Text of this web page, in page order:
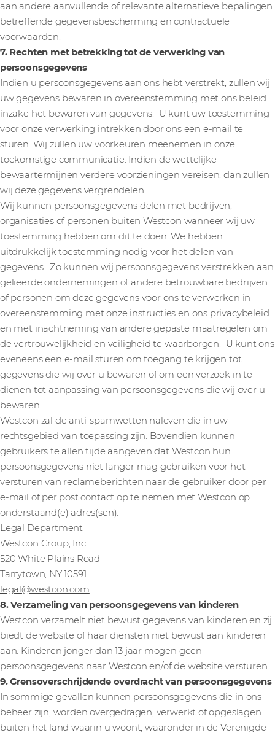
aan andere aanvullende of relevante alternatieve bepalingen
betreffende gegevensbescherming en contractuele
voorwaarden.
7. Rechten met betrekking tot de verwerking van
persoonsgegevens
Indien u persoonsgegevens aan ons hebt verstrekt, zullen wij
uw gegevens bewaren in overeenstemming met ons beleid
inzake het bewaren van gegevens. U kunt uw toestemming
voor onze verwerking intrekken door ons een e-mail te
sturen. Wij zullen uw voorkeuren meenemen in onze
toekomstige communicatie. Indien de wettelijke
bewaartermijnen verdere voorzieningen vereisen, dan zullen
wij deze gegevens vergrendelen.
Wij kunnen persoonsgegevens delen met bedrijven,
organisaties of personen buiten Westcon wanneer wij uw
toestemming hebben om dit te doen. We hebben
uitdrukkelijk toestemming nodig voor het delen van
gegevens. Zo kunnen wij persoonsgegevens verstrekken aan
gelieerde ondernemingen of andere betrouwbare bedrijven
of personen om deze gegevens voor ons te verwerken in
overeenstemming met onze instructies en ons privacybeleid
en met inachtneming van andere gepaste maatregelen om
de vertrouwelijkheid en veiligheid te waarborgen. U kunt ons
eveneens een e-mail sturen om toegang te krijgen tot
gegevens die wij over u bewaren of om een verzoek in te
dienen tot aanpassing van persoonsgegevens die wij over u
bewaren.
Westcon zal de anti-spamwetten naleven die in uw
rechtsgebied van toepassing zijn. Bovendien kunnen
gebruikers te allen tijde aangeven dat Westcon hun
persoonsgegevens niet langer mag gebruiken voor het
versturen van reclameberichten naar de gebruiker door per
e-mail of per post contact op te nemen met Westcon op
onderstaand(e) adres(sen):
Legal Department
Westcon Group, Inc.
520 White Plains Road
Tarrytown, NY 10591
legal@westcon.com
8. Verzameling van persoonsgegevens van kinderen
Westcon verzamelt niet bewust gegevens van kinderen en zij
biedt de website of haar diensten niet bewust aan kinderen
aan. Kinderen jonger dan 13 jaar mogen geen
persoonsgegevens naar Westcon en/of de website versturen.
9. Grensoverschrijdende overdracht van persoonsgegevens
In sommige gevallen kunnen persoonsgegevens die in ons
beheer zijn, worden overgedragen, verwerkt of opgeslagen
buiten het land waarin u woont, waaronder in de Verenigde